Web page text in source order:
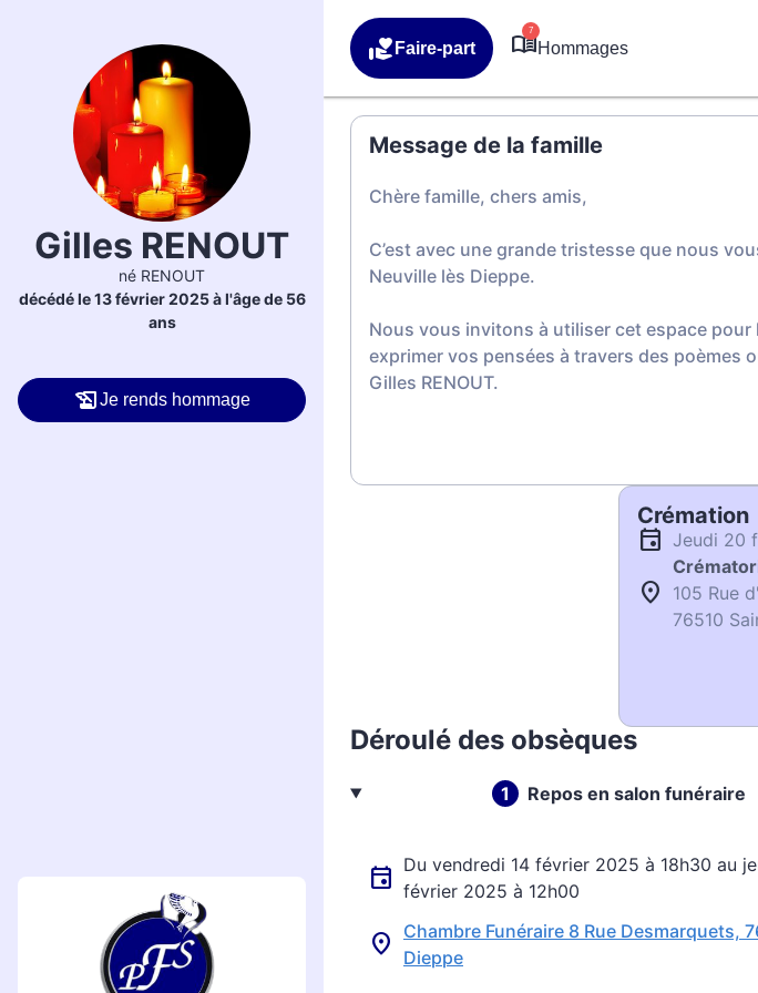
Gilles RENOUT
né RENOUT
décédé le 13 février 2025 à l'âge de 56
ans
Je rends hommage
Faire-part
7
Hommages
Message de la famille
Chère famille, chers amis,
C’est avec une grande tristesse que nous
Neuville lès Dieppe.
Nous vous invitons à utiliser cet espace
exprimer vos pensées à travers des poèmes
Gilles RENOUT.
Crémation
jeudi 20
105 Rue
76510
Déroulé des obsèques
Repos en salon funéraire
Du vendredi 14 février 2025 à 18h30 au jeudi 20
février 2025 à 12h00
Chambre Funéraire 8 Rue Desmarquets,
Dieppe